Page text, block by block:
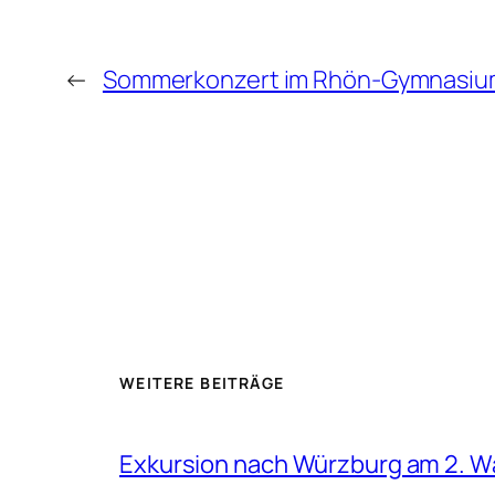
← Sommerkonzert im Rhön-
WEITERE BEITRÄGE
Exkursion nach Würzburg am 2.